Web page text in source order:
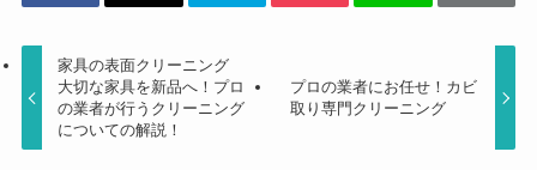
家具の表面クリーニング
大切な家具を新品へ！プロ
の業者が行うクリーニング
についての解説！
プロの業者にお任せ！カビ
取り専門クリーニング